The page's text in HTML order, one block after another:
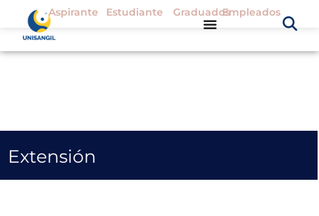
Aspirante Estudiante GraduadosEmpleados
Extensión